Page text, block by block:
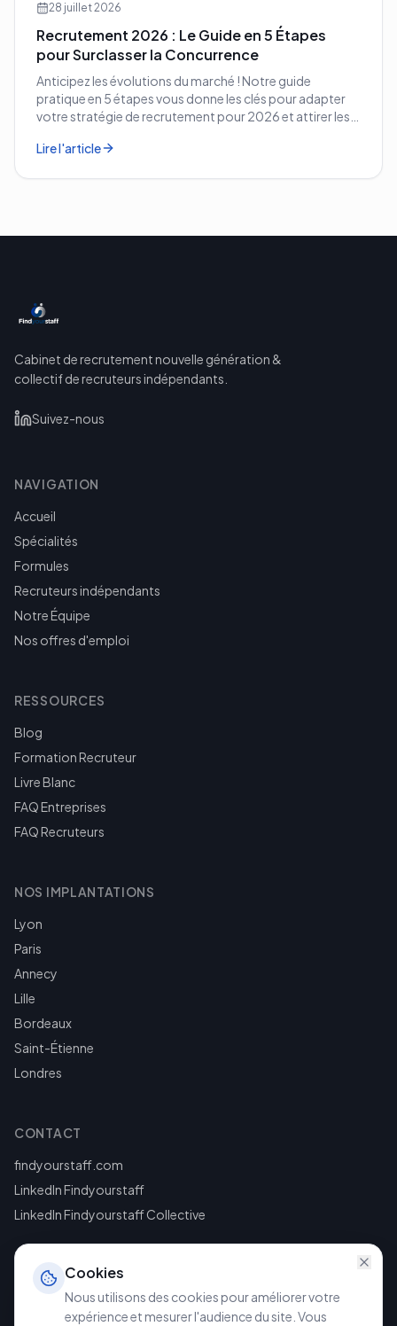
28 juillet 2026
Recrutement 2026 : Le Guide en 5 Étapes
pour Surclasser la Concurrence
Anticipez les évolutions du marché ! Notre guide
pratique en 5 étapes vous donne les clés pour adapter
votre stratégie de recrutement pour 2026 et attirer les
Lire l'article
Cabinet de recrutement nouvelle génération &
collectif de recruteurs indépendants.
Suivez-nous
NAVIGATION
Accueil
Spécialités
Formules
Recruteurs indépendants
Notre Équipe
Nos offres d'emploi
RESSOURCES
Blog
Formation Recruteur
Livre Blanc
FAQ Entreprises
FAQ Recruteurs
NOS IMPLANTATIONS
Lyon
Paris
Annecy
Lille
Bordeaux
Saint-Étienne
Londres
CONTACT
findyourstaff.com
LinkedIn Findyourstaff
LinkedIn Findyourstaff Collective
Cookies
Nous utilisons des cookies pour améliorer votre
expérience et mesurer l'audience du site. Vous